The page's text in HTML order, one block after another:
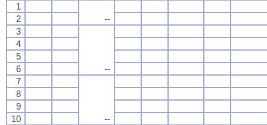
1
--
2
3
--
4
5
6
7
--
8
9
10